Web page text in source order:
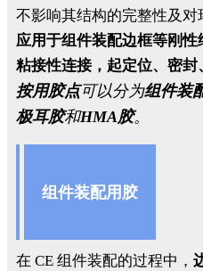
不影响其结构的完整性及对
应用于组件装配边框等刚性
粘接性连接，起定位、密封
按用胶点可以分为组件装
极耳胶和HMA胶。
组件装配用胶
在 CE 组件装配的过程中，